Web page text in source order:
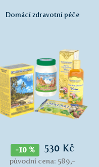
Domácí zdravotní péče
-10 % 530 Kč
původní cena: 589,-